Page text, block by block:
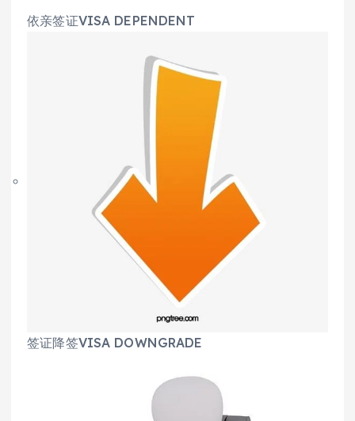
依亲签证VISA DEPENDENT
签证降签VISA DOWNGRADE